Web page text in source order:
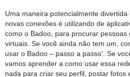
Uma maneira potencialmente
novas conexões é utilizando de
como o Badoo, para procurar pessoas
virtuais. Se você ainda não tem um,
usar o Badoo – passo a passo’. Se
vamos aprender a como usar essa
nada para criar seu perfil, postar fotos